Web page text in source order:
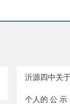
沂源四中关
个人的 公 示